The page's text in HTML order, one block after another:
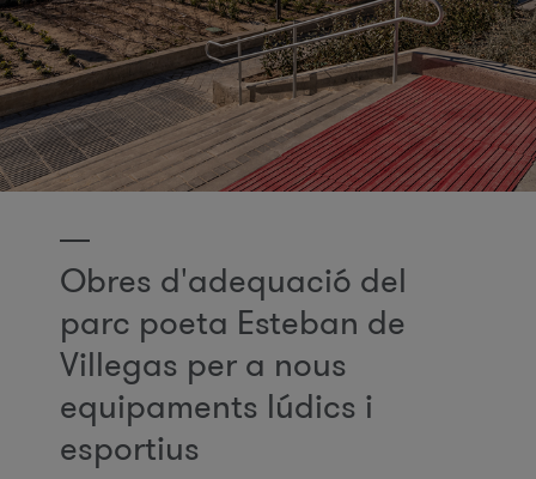
Obres d'adequació del
parc poeta Esteban de
Villegas per a nous
equipaments lúdics i
esportius